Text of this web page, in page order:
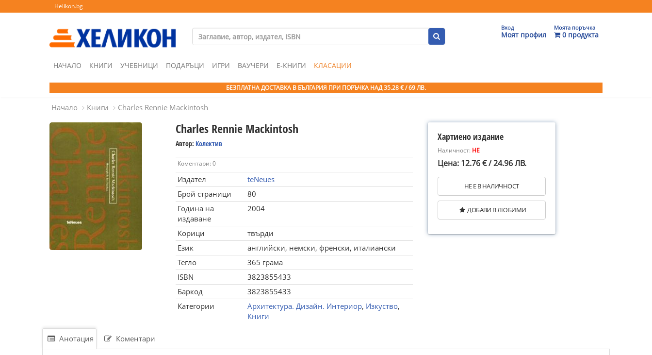
Helikon.bg
Вход
Моят профил
Моята поръчка
0 продукта
НАЧАЛО КНИГИ УЧЕБНИЦИ ПОДАРЪЦИ ИГРИ ВАУЧЕРИ Е-КНИГИ КЛАСАЦИИ
БЕЗПЛАТНА ДОСТАВКА В БЪЛГАРИЯ ПРИ ПОРЪЧКА НАД 35.28 € / 69 ЛВ.
Начало Книги Charles Rennie Mackintosh
Charles Rennie Mackintosh
Автор: Колектив
Коментари: 0
Издател
teNeues
Брой страници
80
Година на
издаване
2004
Корици
твърди
Език
английски, немски, френски, италиански
Тегло
365 грама
ISBN
3823855433
Баркод
3823855433
Категории
Архитектура. Дизайн. Интериор, Изкуство,
Книги
Хартиено издание
Наличност: НЕ
Цена: 12.76 € / 24.96 ЛВ.
НЕ Е В НАЛИЧНОСТ
ДОБАВИ В ЛЮБИМИ
Анотация Коментари